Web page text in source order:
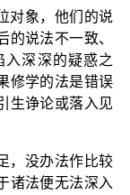
对象，他们的说
的说法不一致、
深深的疑惑之
修学的法是错误
生诤论或落入见
，没办法作比较
诸法便无法深入